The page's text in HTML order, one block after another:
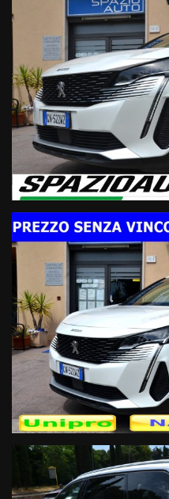
Tutte le nostre vetture hanno
effettuati, quindi
Il prezzo di acquisto NON E’
finanziamento o assicurazioni
TUTTE LE NOSTRE VETTURE
EFFETTUARE QUALSIASI
MADRE
Modello & Allestimento:
- 5008 Allure Restyling
- 7 Posti
- Anno 5/2023
- Km 66000
- Ufficiale Peugeot Italia (No
- Vettura unico proprietario
Motorizzazione &
- 1.5 BlueHdi 130cv EURO6D-
- Trazione anteriore
- Sistema trazione intelligente
- Cambio automatico EAT8
Sicurezza:
- 6Airbag
- Sistema antibloccaggio ABS
- Controllo dinamico della
- Fari Full Led direzionali
- Specchietti retrovisori
- Immobilizzatore elettronico